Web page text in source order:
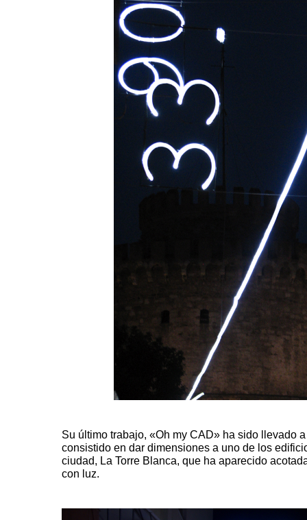
Su último trabajo, «Oh my CAD» ha sido llevado
consistido en dar dimensiones a uno de los
ciudad, La Torre Blanca, que ha aparecido
con luz.